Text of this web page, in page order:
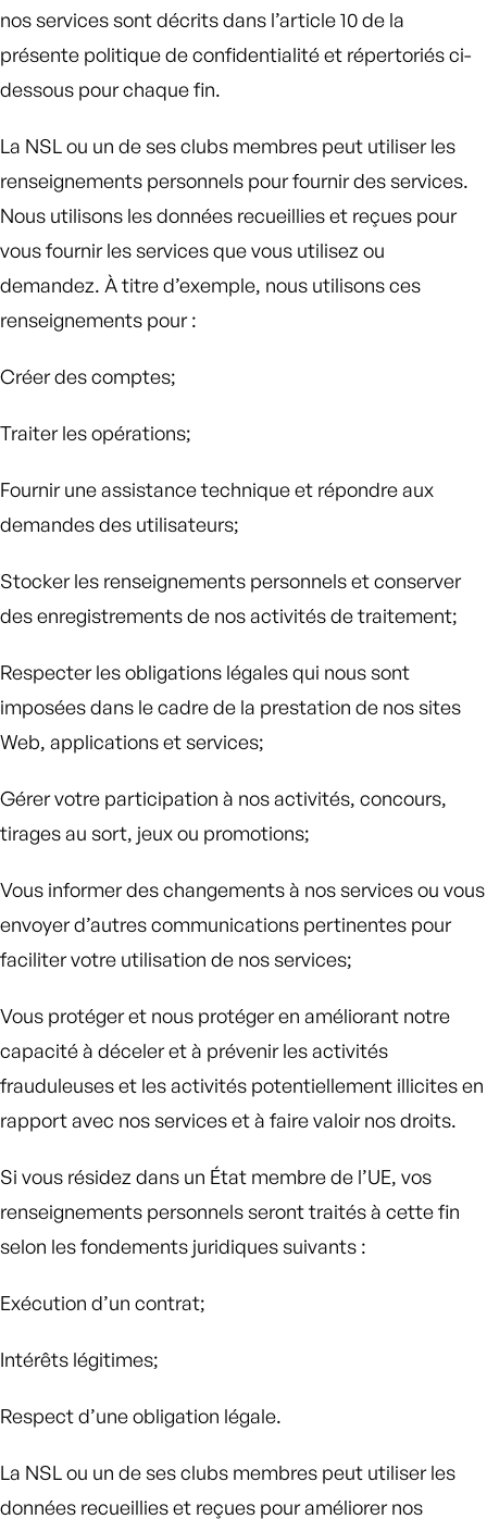
nos services sont décrits dans l’article 10 de la
présente politique de confidentialité et répertoriés ci-
dessous pour chaque fin.
La NSL ou un de ses clubs membres peut utiliser les
renseignements personnels pour fournir des services.
Nous utilisons les données recueillies et reçues pour
vous fournir les services que vous utilisez ou
demandez. À titre d’exemple, nous utilisons ces
renseignements pour :
Créer des comptes;
Traiter les opérations;
Fournir une assistance technique et répondre aux
demandes des utilisateurs;
Stocker les renseignements personnels et conserver
des enregistrements de nos activités de traitement;
Respecter les obligations légales qui nous sont
imposées dans le cadre de la prestation de nos sites
Web, applications et services;
Gérer votre participation à nos activités, concours,
tirages au sort, jeux ou promotions;
Vous informer des changements à nos services ou vous
envoyer d’autres communications pertinentes pour
faciliter votre utilisation de nos services;
Vous protéger et nous protéger en améliorant notre
capacité à déceler et à prévenir les activités
frauduleuses et les activités potentiellement illicites en
rapport avec nos services et à faire valoir nos droits.
Si vous résidez dans un État membre de l’UE, vos
renseignements personnels seront traités à cette fin
selon les fondements juridiques suivants :
Exécution d’un contrat;
Intérêts légitimes;
Respect d’une obligation légale.
La NSL ou un de ses clubs membres peut utiliser les
données recueillies et reçues pour améliorer nos